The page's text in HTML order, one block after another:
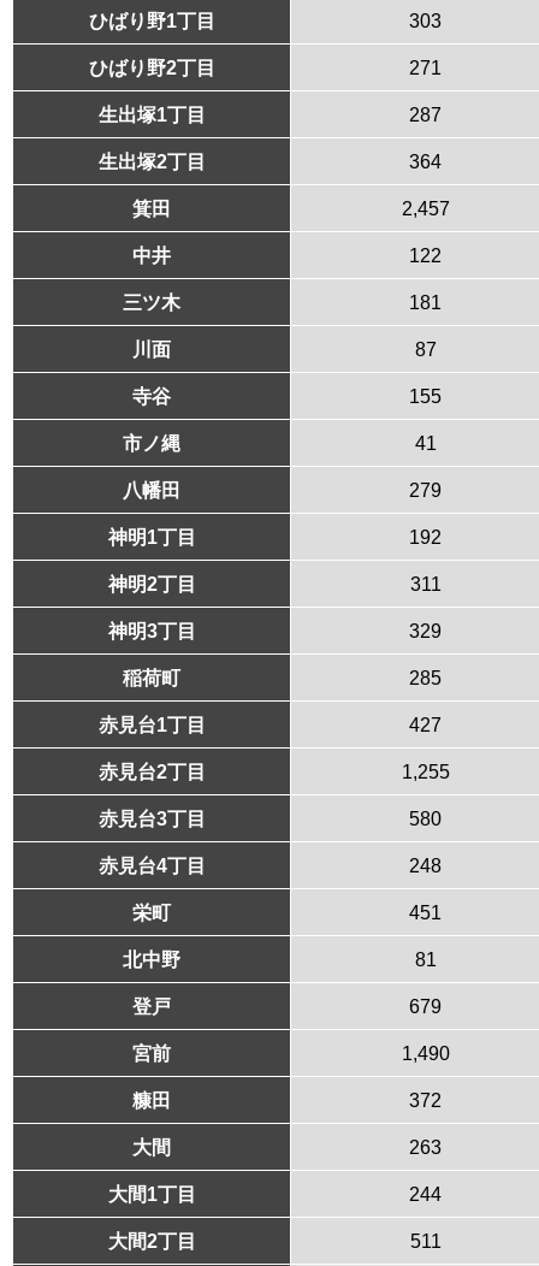
ひばり野1丁目 303
ひばり野2丁目 271
生出塚1丁目 287
生出塚2丁目 364
箕田 2,457
中井 122
三ツ木 181
川面 87
寺谷 155
市ノ縄 41
八幡田 279
神明1丁目 192
神明2丁目 311
神明3丁目 329
稲荷町 285
赤見台1丁目 427
赤見台2丁目 1,255
赤見台3丁目 580
赤見台4丁目 248
栄町 451
北中野 81
登戸 679
宮前 1,490
糠田 372
大間 263
大間1丁目 244
大間2丁目 511